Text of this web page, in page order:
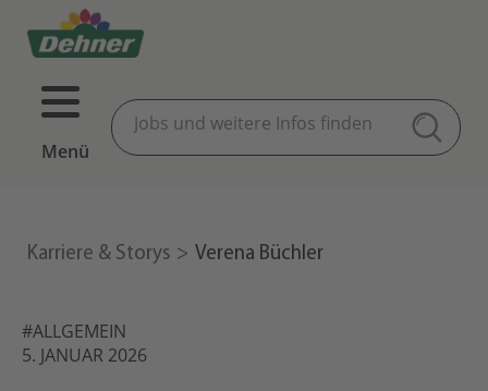
Menü
Karriere & Storys Verena Büchler
#ALLGEMEIN
5. JANUAR 2026